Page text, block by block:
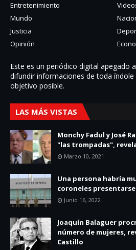
Entretenimiento
Mundo
Justicia
Opinión
Este es un periódico digital apegado
difundir informaciones de toda
objetivo posible.
LAS MÁS VISTAS
Monchy Fadul y José
"las trompadas",
Marzo 10, 2021
Una persona habría
coroneles
Junio 16, 2022
Joaquín Balaguer
número de mujeres,
Castillo